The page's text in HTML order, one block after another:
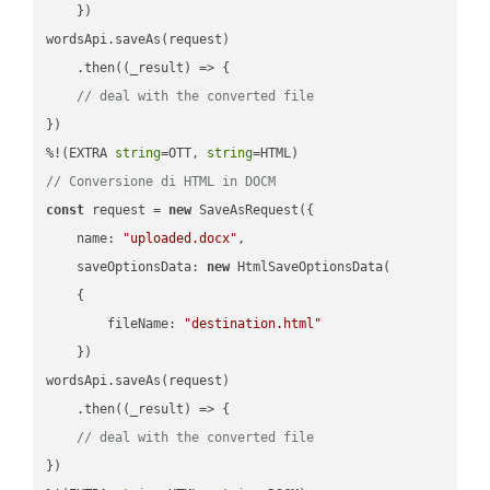
    })
wordsApi.saveAs(request)
    .then(
( _result ) => {
// deal with the converted file
})
%!(EXTRA string=OTT, string
// Conversione di HTML in DOCM
const request = new SaveAsRequest({
name: "uploaded.docx" ,
saveOptionsData: new HtmlSaveOptionsData(
    {
fileName:
"destination.html"
    })
wordsApi.saveAs(request)
    .then(
( _result ) => {
// deal with the converted file
})